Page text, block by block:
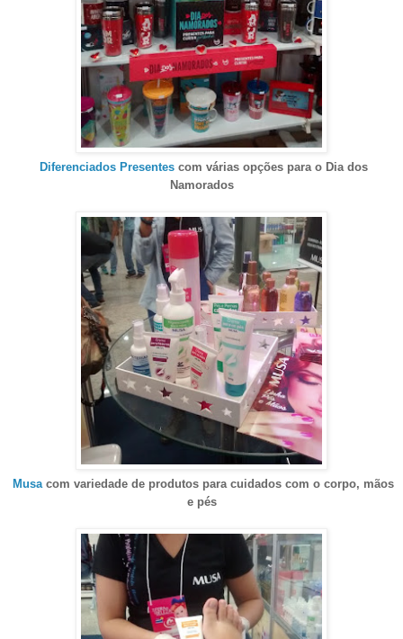
Diferenciados Presentescom várias opções para o Dia dos
Namorados
Musa com variedade de produtos para cuidados com o corpo, mãos
e pés